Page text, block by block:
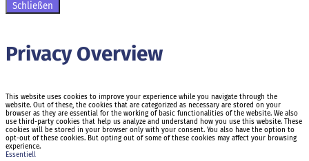
Schließen
Privacy Overview
This website uses cookies to improve your experience while you navigate through the
website. Out of these, the cookies that are categorized as necessary are stored on your
browser as they are essential for the working of basic functionalities of the website. We also
use third-party cookies that help us analyze and understand how you use this website. These
cookies will be stored in your browser only with your consent. You also have the option to
opt-out of these cookies. But opting out of some of these cookies may affect your browsing
experience.
Essentiell